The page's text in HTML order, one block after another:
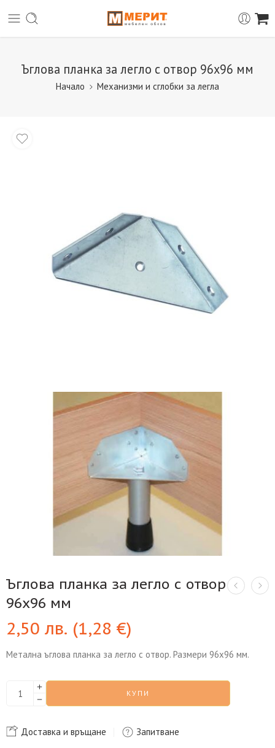
Ъглова планка за легло с отвор 96х96 мм
Начало Механизми и сглобки за легла
Ъглова планка за легло с отвор
96х96 мм
2,50лв. (1,28€)
Метална ъглова планка за легло с отвор. Размери 96х96 мм.
КУПИ
Доставка и връщане Запитване